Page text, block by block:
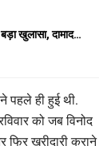
बड़ा खुलासा, दामाद…
पहले ही हुई थी.
को जब विनोद
खरीदारी कराने